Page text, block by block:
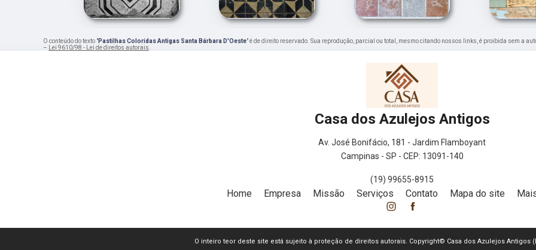
O conteúdo do texto "Pastilhas Coloridas Antigas Santa Bárbara D'Oeste" é de direito reservado. Sua reprodução, parcial ou total, mesmo citando nossos links, é proibida sem a
– Lei 9610/98 - Lei de direitos autorais.
Casa dos Azulejos Antigos
Av. José Bonifácio, 181 - Jardim Flamboyant
Campinas - SP - CEP: 13091-140
(19) 99655-8915
Home Empresa Missão Serviços Contato Mapa do site
O inteiro teor deste site está sujeito à proteção de direitos autorais. Copyright© Casa dos Azulejos Antigos